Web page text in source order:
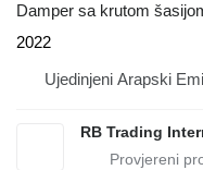
Damper sa krutom
2022
Ujedinjeni Arapski
RB Trading